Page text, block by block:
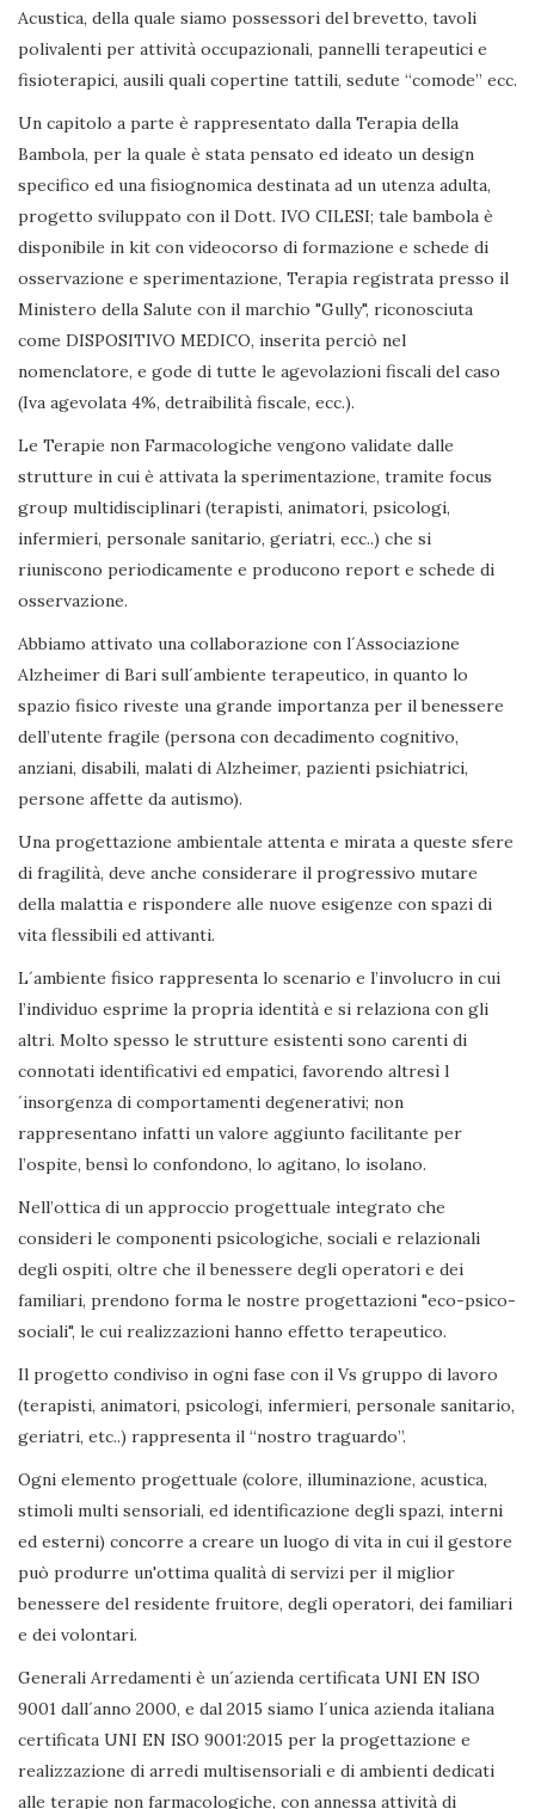
Acustica, della quale siamo possessori del brevetto, tavoli
polivalenti per attività occupazionali, pannelli terapeutici e
fisioterapici, ausili quali copertine tattili, sedute “comode” ecc.
Un capitolo a parte è rappresentato dalla Terapia della
Bambola, per la quale è stata pensato ed ideato un design
specifico ed una fisiognomica destinata ad un utenza adulta,
progetto sviluppato con il Dott. IVO CILESI; tale bambola è
disponibile in kit con videocorso di formazione e schede di
osservazione e sperimentazione, Terapia registrata presso il
Ministero della Salute con il marchio "Gully", riconosciuta
come DISPOSITIVO MEDICO, inserita perciò nel
nomenclatore, e gode di tutte le agevolazioni fiscali del caso
(Iva agevolata 4%, detraibilità fiscale, ecc.).
Le Terapie non Farmacologiche vengono validate dalle
strutture in cui è attivata la sperimentazione, tramite focus
group multidisciplinari (terapisti, animatori, psicologi,
infermieri, personale sanitario, geriatri, ecc..) che si
riuniscono periodicamente e producono report e schede di
osservazione.
Abbiamo attivato una collaborazione con l´Associazione
Alzheimer di Bari sull´ambiente terapeutico, in quanto lo
spazio fisico riveste una grande importanza per il benessere
dell’utente fragile (persona con decadimento cognitivo,
anziani, disabili, malati di Alzheimer, pazienti psichiatrici,
persone affette da autismo).
Una progettazione ambientale attenta e mirata a queste sfere
di fragilità, deve anche considerare il progressivo mutare
della malattia e rispondere alle nuove esigenze con spazi di
vita flessibili ed attivanti.
L´ambiente fisico rappresenta lo scenario e l’involucro in cui
l’individuo esprime la propria identità e si relaziona con gli
altri. Molto spesso le strutture esistenti sono carenti di
connotati identificativi ed empatici, favorendo altresì l
´insorgenza di comportamenti degenerativi; non
rappresentano infatti un valore aggiunto facilitante per
l’ospite, bensì lo confondono, lo agitano, lo isolano.
Nell’ottica di un approccio progettuale integrato che
consideri le componenti psicologiche, sociali e relazionali
degli ospiti, oltre che il benessere degli operatori e dei
familiari, prendono forma le nostre progettazioni "eco-psico-
sociali", le cui realizzazioni hanno effetto terapeutico.
Il progetto condiviso in ogni fase con il Vs gruppo di lavoro
(terapisti, animatori, psicologi, infermieri, personale sanitario,
geriatri, etc..) rappresenta il “nostro traguardo”.
Ogni elemento progettuale (colore, illuminazione, acustica,
stimoli multi sensoriali, ed identificazione degli spazi, interni
ed esterni) concorre a creare un luogo di vita in cui il gestore
può produrre un'ottima qualità di servizi per il miglior
benessere del residente fruitore, degli operatori, dei familiari
e dei volontari.
Generali Arredamenti è un´azienda certificata UNI EN ISO
9001 dall´anno 2000, e dal 2015 siamo l´unica azienda italiana
certificata UNI EN ISO 9001:2015 per la progettazione e
realizzazione di arredi multisensoriali e di ambienti dedicati
alle terapie non farmacologiche, con annessa attività di